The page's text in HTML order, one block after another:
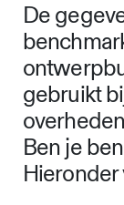
De
gebruikt
Ben je